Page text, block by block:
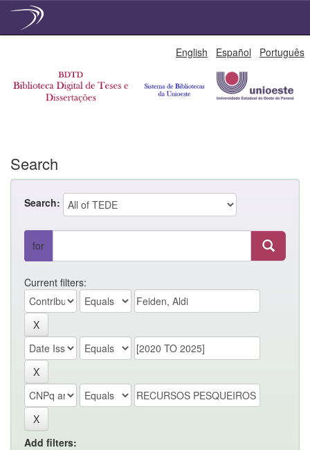
English Español Português
Search
Search:
for
Current filters:
Add filters: